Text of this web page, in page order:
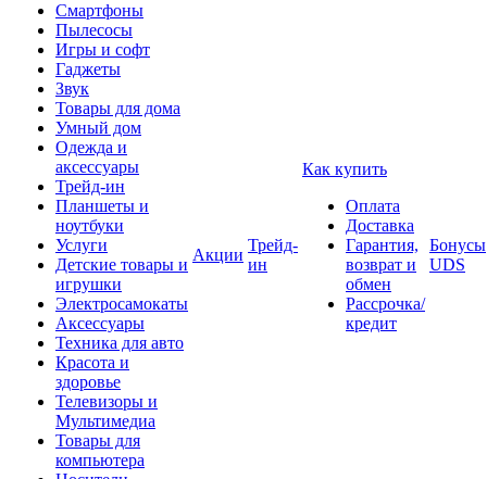
Смартфоны
Пылесосы
Игры и софт
Гаджеты
Звук
Товары для дома
Умный дом
Одежда и
аксессуары
Трейд-ин
Планшеты и
ноутбуки
Услуги
Детские товары и
игрушки
Электросамокаты
Аксессуары
Техника для авто
Красота и
здоровье
Телевизоры и
Мультимедиа
Товары для
компьютера
Акции
Трейд-
ин
Как купить
Оплата
Доставка
Гарантия,
возврат и
обмен
Рассрочка/
кредит
Бонусы
UDS